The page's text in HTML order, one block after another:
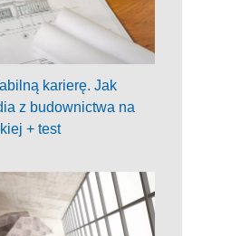
karierę. Jak
z budownictwa na
+ test